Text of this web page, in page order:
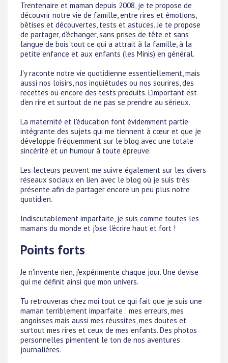
Trentenaire et maman depuis 2008, je te propose de
découvrir notre vie de famille, entre rires et émotions,
bêtises et découvertes, tests et astuces. Je te propose
de partager, d'échanger, sans prises de tête et sans
langue de bois tout ce qui a attrait à la famille, à la
petite enfance et aux enfants (les Minis) en général.
J'y raconte notre vie quotidienne essentiellement, mais
aussi nos loisirs, nos inquiétudes ou nos sourires, des
recettes ou encore des tests produits. L'important est
d'en rire et surtout de ne pas se prendre au sérieux.
La maternité et l'éducation font évidemment partie
intégrante des sujets qui me tiennent à cœur et que je
développe fréquemment sur le blog avec une totale
sincérité et un humour à toute épreuve.
Les lecteurs peuvent me suivre également sur les divers
réseaux sociaux en lien avec le blog où je suis très
présente afin de partager encore un peu plus notre
quotidien.
Indiscutablement imparfaite, je suis comme toutes les
mamans du monde et j'ose l'écrire haut et fort !
Points forts
Je n'invente rien, j'expérimente chaque jour. Une devise
qui me définit ainsi que mon univers.
Tu retrouveras chez moi tout ce qui fait que je suis une
maman terriblement imparfaite : mes erreurs, mes
angoisses mais aussi mes réussites, mes doutes et
surtout mes rires et ceux de mes enfants. Des photos
personnelles pimentent le ton de nos aventures
journalières.